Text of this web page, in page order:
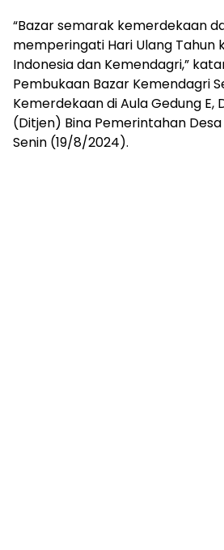
“Bazar semarak kemerdekaan
memperingati Hari Ulang Tahun
Indonesia dan Kemendagri,”
Pembukaan Bazar Kemendagri
Kemerdekaan di Aula Gedung
(Ditjen) Bina Pemerintahan
Senin (19/8/2024).